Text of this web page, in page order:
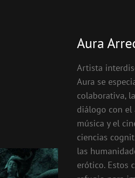
Aura
Artista
Aura se
colaborativa,
diálogo con el
música y el
ciencias
las
erótico. Estos